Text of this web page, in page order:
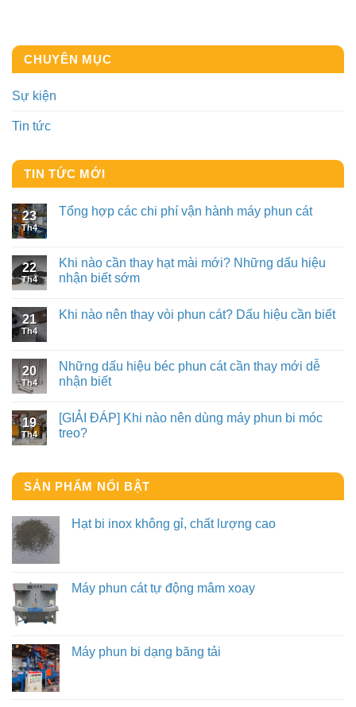
CHUYÊN MỤC
Sự kiện
Tin tức
TIN TỨC MỚI
23
Th4
Tổng hợp các chi phí vận hành máy phun cát
22
Th4
Khi nào cần thay hạt mài mới? Những dấu hiệu
nhận biết sớm
21
Th4
Khi nào nên thay vòi phun cát? Dấu hiệu cần biết
20
Th4
Những dấu hiệu béc phun cát cần thay mới dễ
nhận biết
19
Th4
[GIẢI ĐÁP] Khi nào nên dùng máy phun bi móc
treo?
SẢN PHẨM NỔI BẬT
Hạt bi inox không gỉ, chất lượng cao
Máy phun cát tự động mâm xoay
Máy phun bi dạng băng tải